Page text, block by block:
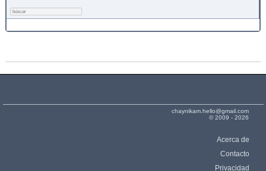
chaynikam.hello@gmail.com
© 2009 - 2026
Acerca de
Contacto
Privacidad